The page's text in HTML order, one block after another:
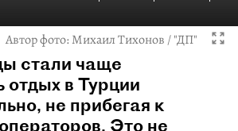
Автор фото:Михаил Тихонов / "ДП"
стали чаще
отдых в Турции
не прибегая к
Это не